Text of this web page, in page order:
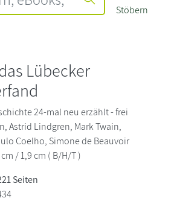
Stöbern
Lübecker
24-mal neu erzählt - frei
Astrid Lindgren, Mark Twain,
Coelho, Simone de Beauvoir
/ 1,9 cm ( B/H/T )
Seiten